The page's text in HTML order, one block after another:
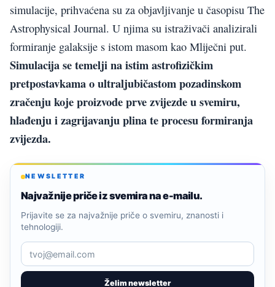
simulacije, prihvaćena su za objavljivanje u časopisu The
Astrophysical Journal. U njima su istraživači analizirali
formiranje galaksije s istom masom kao Mliječni put.
Simulacija se temelji na istim astrofizičkim
pretpostavkama o ultraljubičastom pozadinskom
zračenju koje proizvode prve zvijezde u svemiru,
hlađenju i zagrijavanju plina te procesu formiranja
zvijezda.
NEWSLETTER
Najvažnije priče iz svemira na e-mailu.
Želim newsletter
Prijavite se za najvažnije priče o svemiru, znanosti i
tehnologiji.